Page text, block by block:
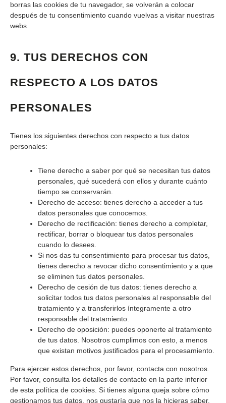
borras las cookies de tu navegador, se volverán a colocar
después de tu consentimiento cuando vuelvas a visitar nuestras
webs.
9. TUS DERECHOS CON
RESPECTO A LOS DATOS
PERSONALES
Tienes los siguientes derechos con respecto a tus datos
personales:
Tiene derecho a saber por qué se necesitan tus datos
personales, qué sucederá con ellos y durante cuánto
tiempo se conservarán.
Derecho de acceso: tienes derecho a acceder a tus
datos personales que conocemos.
Derecho de rectificación: tienes derecho a completar,
rectificar, borrar o bloquear tus datos personales
cuando lo desees.
Si nos das tu consentimiento para procesar tus datos,
tienes derecho a revocar dicho consentimiento y a que
se eliminen tus datos personales.
Derecho de cesión de tus datos: tienes derecho a
solicitar todos tus datos personales al responsable del
tratamiento y a transferirlos íntegramente a otro
responsable del tratamiento.
Derecho de oposición: puedes oponerte al tratamiento
de tus datos. Nosotros cumplimos con esto, a menos
que existan motivos justificados para el procesamiento.
Para ejercer estos derechos, por favor, contacta con nosotros.
Por favor, consulta los detalles de contacto en la parte inferior
de esta política de cookies. Si tienes alguna queja sobre cómo
gestionamos tus datos, nos gustaría que nos la hicieras saber,